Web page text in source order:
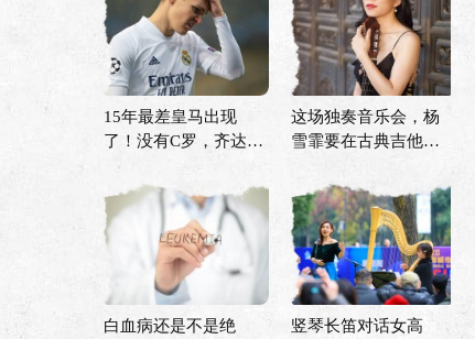
15年最差皇马出现
了！没有C罗，齐达内
这场独奏音乐会，杨
雪霏要在古典吉他上
白血病还是不是绝
竖琴长笛对话女高